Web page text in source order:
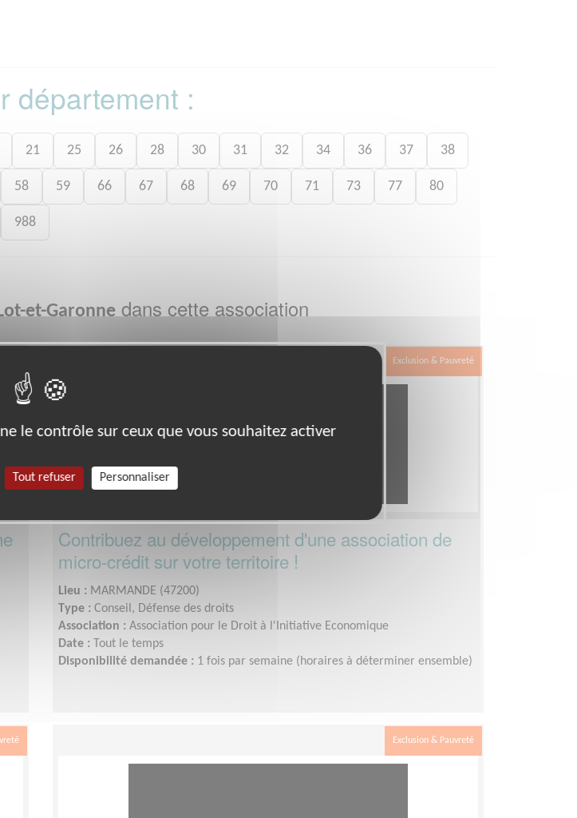
département :
21 25 26 28 30 31 32 34 36 37 38
58 59 66 67 68 69 70 71 73 77 80
988
et-Garonne dans cette association
Exclusion & Pauvreté
Contribuez au développement d'une association de
micro-crédit sur votre territoire !
Lieu : MARMANDE (47200)
Type : Conseil, Défense des droits
Association : Association pour le Droit à l'Initiative Economique
Date :
Tout le temps
Disponibilité demandée : 1 fois par semaine (horaires à déterminer ensemble)
Exclusion & Pauvreté
le contrôle sur ceux que vous souhaitez activer
Tout refuser Personnaliser